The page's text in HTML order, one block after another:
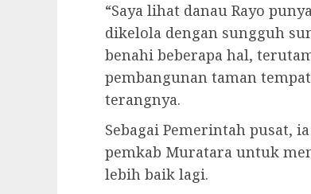
“Saya lihat danau Rayo
dikelola dengan sungguh
benahi beberapa hal,
pembangunan taman
terangnya.
Sebagai Pemerintah pusat,
pemkab Muratara untuk
lebih baik lagi.